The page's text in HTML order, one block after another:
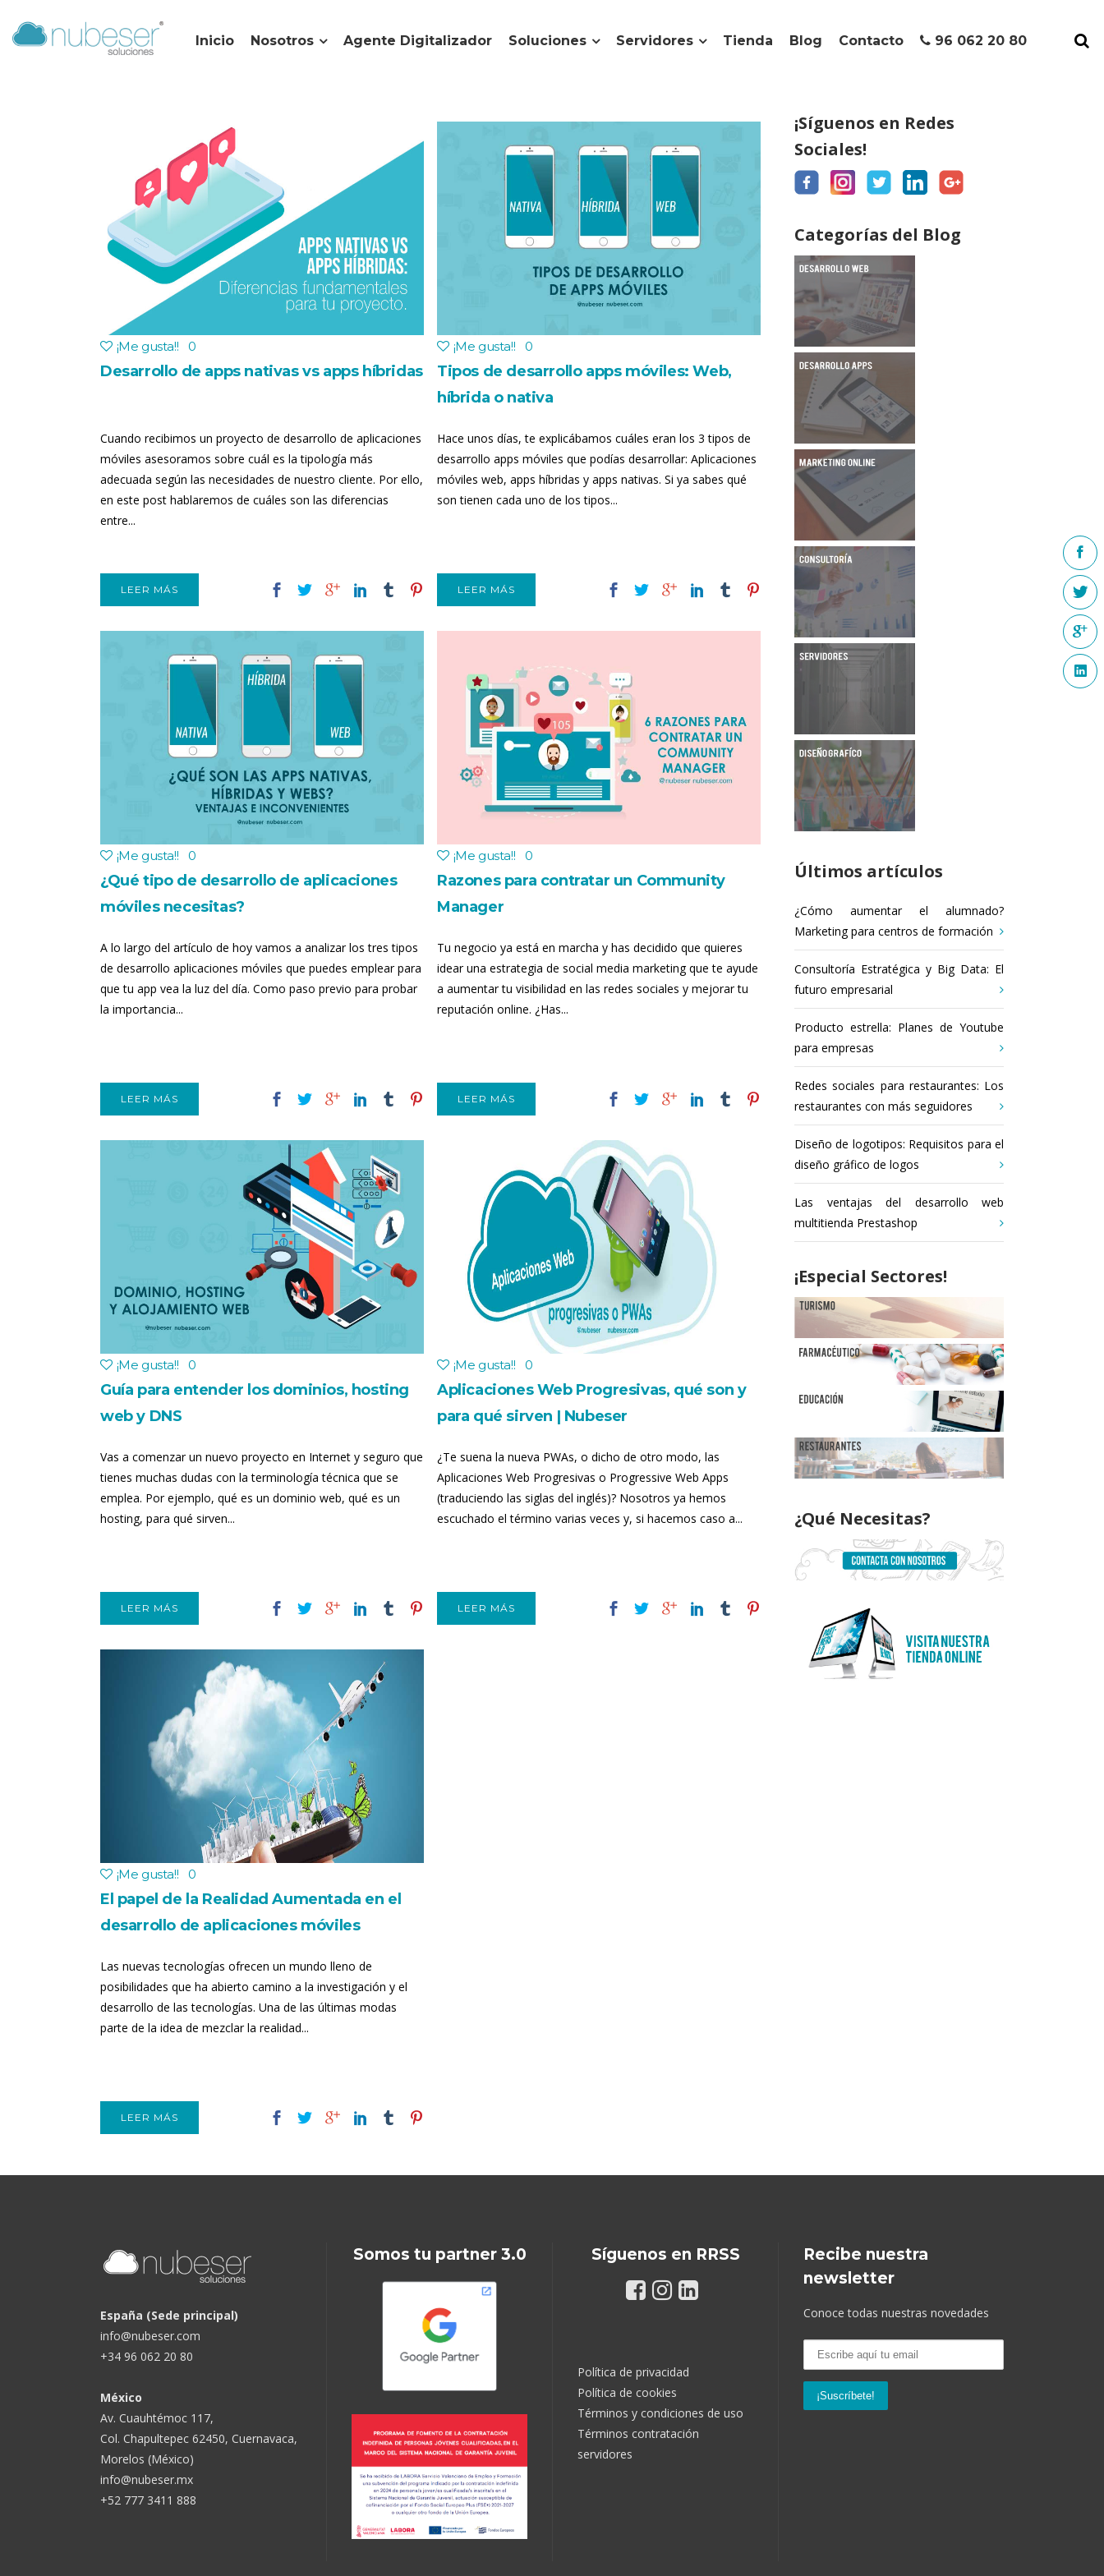
Inicio Nosotros Agente Digitalizador Soluciones Servidores Tienda Blog Contacto 96 062 20 80
¡Me gusta!! 0
Desarrollo de apps nativas vs apps híbridas
Cuando recibimos un proyecto de desarrollo de aplicaciones
móviles asesoramos sobre cuál es la tipología más
adecuada según las necesidades de nuestro cliente. Por ello,
en este post hablaremos de cuáles son las diferencias
entre...
LEER MÁS
¡Me gusta!! 0
Tipos de desarrollo apps móviles: Web,
híbrida o nativa
Hace unos días, te explicábamos cuáles eran los 3 tipos de
desarrollo apps móviles que podías desarrollar: Aplicaciones
móviles web, apps híbridas y apps nativas. Si ya sabes qué
son tienen cada uno de los tipos...
LEER MÁS
¡Me gusta!! 0
¿Qué tipo de desarrollo de aplicaciones
móviles necesitas?
A lo largo del artículo de hoy vamos a analizar los tres tipos
de desarrollo aplicaciones móviles que puedes emplear para
que tu app vea la luz del día. Como paso previo para probar
la importancia...
LEER MÁS
¡Me gusta!! 0
Razones para contratar un Community
Manager
Tu negocio ya está en marcha y has decidido que quieres
idear una estrategia de social media marketing que te ayude
a aumentar tu visibilidad en las redes sociales y mejorar tu
reputación online. ¿Has...
LEER MÁS
¡Me gusta!! 0
Guía para entender los dominios, hosting
web y DNS
Vas a comenzar un nuevo proyecto en Internet y seguro que
tienes muchas dudas con la terminología técnica que se
emplea. Por ejemplo, qué es un dominio web, qué es un
hosting, para qué sirven...
LEER MÁS
¡Me gusta!! 0
Aplicaciones Web Progresivas, qué son y
para qué sirven | Nubeser
¿Te suena la nueva PWAs, o dicho de otro modo, las
Aplicaciones Web Progresivas o Progressive Web Apps
(traduciendo las siglas del inglés)? Nosotros ya hemos
escuchado el término varias veces y, si hacemos caso a...
LEER MÁS
¡Me gusta!! 0
El papel de la Realidad Aumentada en el
desarrollo de aplicaciones móviles
Las nuevas tecnologías ofrecen un mundo lleno de
posibilidades que ha abierto camino a la investigación y el
desarrollo de las tecnologías. Una de las últimas modas
parte de la idea de mezclar la realidad...
LEER MÁS
¡Síguenos en Redes
Sociales!
Categorías del Blog
Últimos artículos
¿Cómo aumentar el alumnado?
Marketing para centros de formación
Consultoría Estratégica y Big Data: El
futuro empresarial
Producto estrella: Planes de Youtube
para empresas
Redes sociales para restaurantes: Los
restaurantes con más seguidores
Diseño de logotipos: Requisitos para el
diseño gráfico de logos
Las ventajas del desarrollo web
multitienda Prestashop
¡Especial Sectores!
¿Qué Necesitas?
España (Sede principal)
info@nubeser.com
+34 96 062 20 80
México
Av. Cuauhtémoc 117,
Col. Chapultepec 62450, Cuernavaca,
Morelos (México)
info@nubeser.mx
+52 777 3411 888
Somos tu partner 3.0 Síguenos en RRSS
Política de privacidad
Política de cookies
Términos y condiciones de uso
Términos contratación
servidores
Recibe nuestra
newsletter
Conoce todas nuestras novedades